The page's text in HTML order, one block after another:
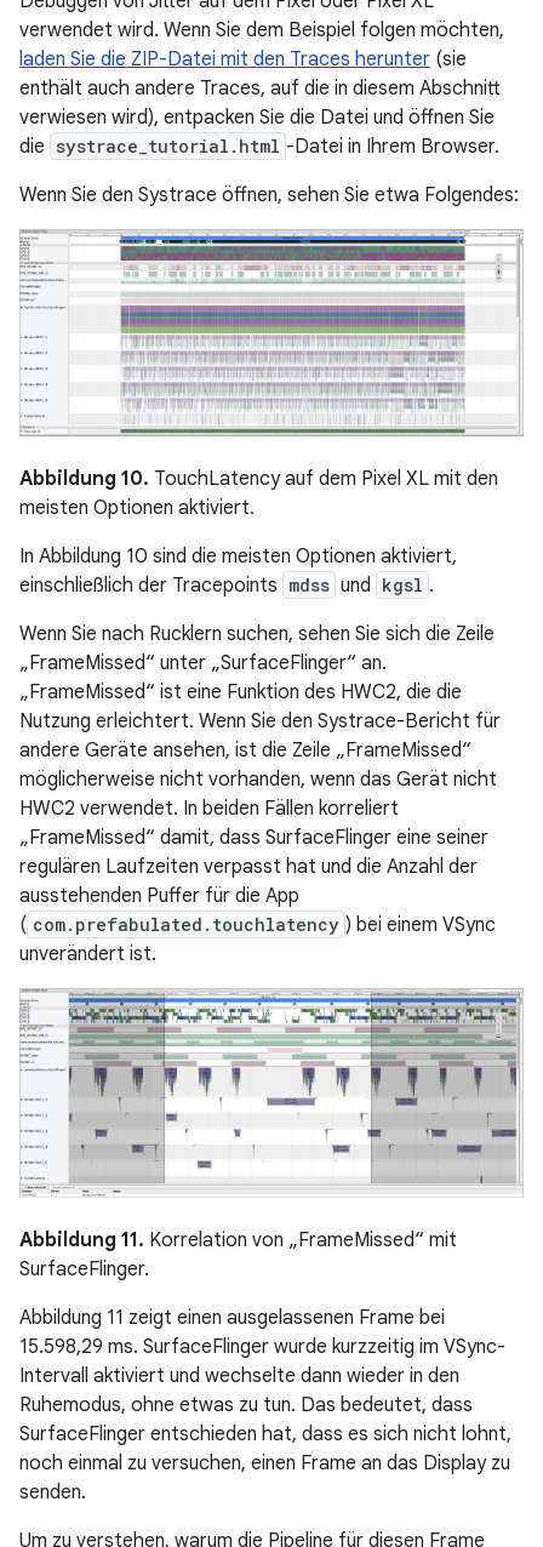
verwendet wird. Wenn Sie dem Beispiel folgen möchten,
laden Sie die ZIP-Datei mit den Traces herunter (sie
enthält auch andere Traces, auf die in diesem Abschnitt
verwiesen wird), entpacken Sie die Datei und öffnen Sie
die systrace_tutorial.html -Datei in Ihrem Browser.
Wenn Sie den Systrace öffnen, sehen Sie etwa Folgendes:
Abbildung 10. TouchLatency auf dem Pixel XL mit den
meisten Optionen aktiviert.
In Abbildung 10 sind die meisten Optionen aktiviert,
einschließlich der Tracepoints mdss und kgsl .
Wenn Sie nach Rucklern suchen, sehen Sie sich die Zeile
„FrameMissed“ unter „SurfaceFlinger“ an.
„FrameMissed“ ist eine Funktion des HWC2, die die
Nutzung erleichtert. Wenn Sie den Systrace-Bericht für
andere Geräte ansehen, ist die Zeile „FrameMissed“
möglicherweise nicht vorhanden, wenn das Gerät nicht
HWC2 verwendet. In beiden Fällen korreliert
„FrameMissed“ damit, dass SurfaceFlinger eine seiner
regulären Laufzeiten verpasst hat und die Anzahl der
ausstehenden Puffer für die App
( com.prefabulated.touchlatency ) bei einem VSync
unverändert ist.
Abbildung 11. Korrelation von „FrameMissed“ mit
SurfaceFlinger.
Abbildung 11 zeigt einen ausgelassenen Frame bei
15.598,29 ms. SurfaceFlinger wurde kurzzeitig im VSync-
Intervall aktiviert und wechselte dann wieder in den
Ruhemodus, ohne etwas zu tun. Das bedeutet, dass
SurfaceFlinger entschieden hat, dass es sich nicht lohnt,
noch einmal zu versuchen, einen Frame an das Display zu
senden.
Um zu verstehen, warum die Pipeline für diesen Frame